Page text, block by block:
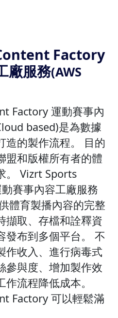
Factory
廠服務(AWS
Factory 運動賽事內
based)是為數據
造的製作流程。 目的
盟和版權所有者的體
。 Vizrt Sports
賽事內容工廠服務
體育製播內容的完整
擷取、存檔和詮釋資
發布到多個平台。 不
作收入、進行病毒式
參與度、增加製作效
流程降低成本。
Factory 可以輕鬆滿